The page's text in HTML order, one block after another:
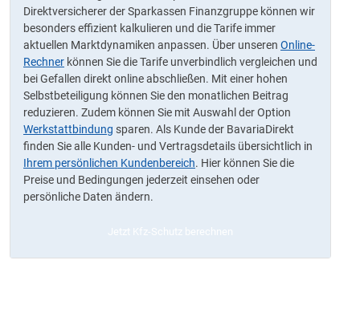
Direktversicherer der Sparkassen Finanzgruppe können wir
besonders effizient kalkulieren und die Tarife immer
aktuellen Marktdynamiken anpassen. Über unseren Online-
Rechner können Sie die Tarife unverbindlich vergleichen und
bei Gefallen direkt online abschließen. Mit einer hohen
Selbstbeteiligung können Sie den monatlichen Beitrag
reduzieren. Zudem können Sie mit Auswahl der Option
Werkstattbindung sparen. Als Kunde der BavariaDirekt
finden Sie alle Kunden- und Vertragsdetails übersichtlich in
Ihrem persönlichen Kundenbereich. Hier können Sie die
Preise und Bedingungen jederzeit einsehen oder
persönliche Daten ändern.
Jetzt Kfz-Schutz berechnen